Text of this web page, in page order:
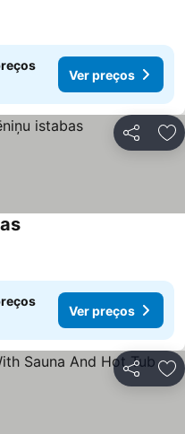
Ver preços
Partilhar
Ver preços
Ver preços
Partilhar